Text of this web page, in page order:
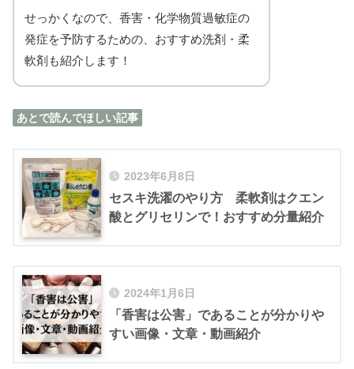
せっかくなので、香害・化学物質過敏症の
発症を予防するための、おすすめ洗剤・柔
軟剤も紹介します！
あとで読んでほしい記事
2023年6月8日
セスキ洗濯のやり方 柔軟剤はクエン
酸とグリセリンで！おすすめ分量紹介
2024年1月6日
「香害は公害」であることが分かりや
すい画像・文章・動画紹介